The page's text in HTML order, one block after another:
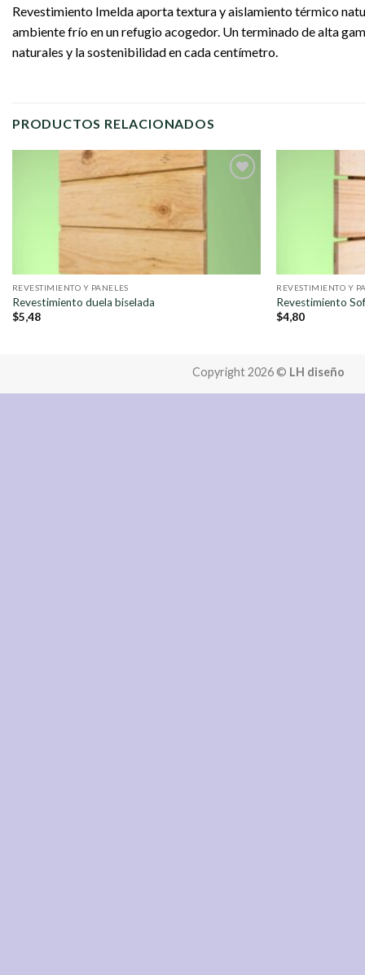
Revestimiento Imelda aporta textura y aislamiento térmico
ambiente frío en un refugio acogedor. Un terminado de alta
naturales y la sostenibilidad en cada centímetro.
PRODUCTOS RELACIONADOS
REVESTIMIENTO Y PANELES
Revestimiento duela biselada
$5,48
REVESTIMIENTO Y
Revestimiento
$4,80
Copyright 2026 © LH diseño